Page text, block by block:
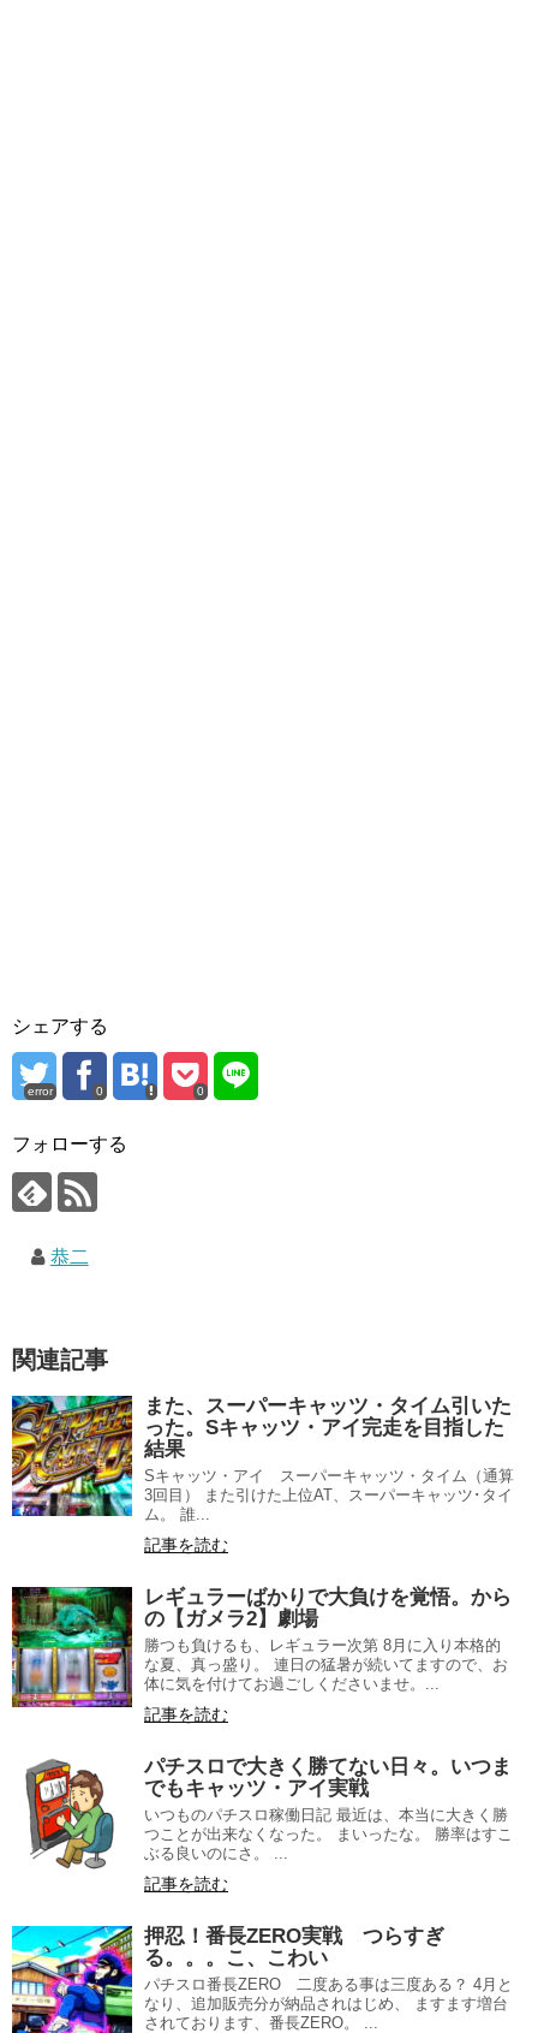
シェアする
error 0 0
フォローする
恭二
関連記事
また、スーパーキャッツ・タイム引いた
った。Sキャッツ・アイ完走を目指した
結果
Sキャッツ・アイ スーパーキャッツ・タイム（通算
3回目） また引けた上位AT、スーパーキャッツ･タイ
ム。 誰...
記事を読む
レギュラーばかりで大負けを覚悟。から
の【ガメラ2】劇場
勝つも負けるも、レギュラー次第 8月に入り本格的
な夏、真っ盛り。 連日の猛暑が続いてますので、お
体に気を付けてお過ごしくださいませ。...
記事を読む
パチスロで大きく勝てない日々。いつま
でもキャッツ・アイ実戦
いつものパチスロ稼働日記 最近は、本当に大きく勝
つことが出来なくなった。 まいったな。 勝率はすこ
ぶる良いのにさ。 ...
記事を読む
押忍！番長ZERO実戦 つらすぎ
る。。。こ、こわい
パチスロ番長ZERO 二度ある事は三度ある？ 4月と
なり、追加販売分が納品されはじめ、 ますます増台
されております、番長ZERO。 ...